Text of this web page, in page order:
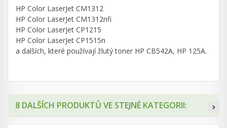
HP Color LaserJet CM1312
HP Color LaserJet CM1312nfi
HP Color LaserJet CP1215
HP Color LaserJet CP1515n
a dalších, které používají žlutý toner HP CB542A, HP 125A.
8 DALŠÍCH PRODUKTŮ VE STEJNÉ KATEGORII: